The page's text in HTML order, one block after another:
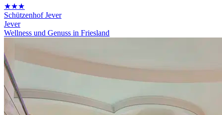
★★★
Schützenhof Jever
Jever
Wellness und Genuss in Friesland